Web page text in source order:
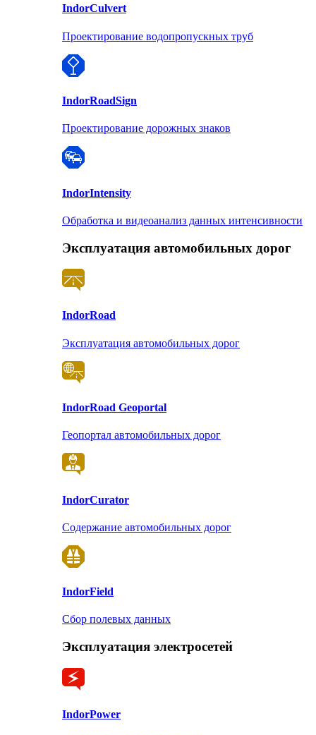
IndorCulvert
Проектирование водопропускных труб
IndorRoadSign
Проектирование дорожных знаков
IndorIntensity
Обработка и видеоанализ данных интенсивности
Эксплуатация автомобильных дорог
IndorRoad
Эксплуатация автомобильных дорог
IndorRoad Geoportal
Геопортал автомобильных дорог
IndorCurator
Содержание автомобильных дорог
IndorField
Сбор полевых данных
Эксплуатация электросетей
IndorPower